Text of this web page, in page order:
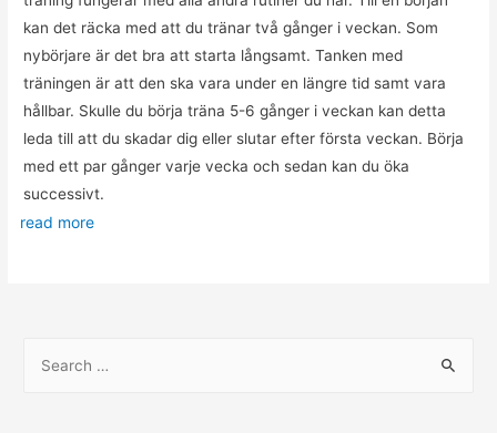
kan det räcka med att du tränar två gånger i veckan. Som
nybörjare är det bra att starta långsamt. Tanken med
träningen är att den ska vara under en längre tid samt vara
hållbar. Skulle du börja träna 5-6 gånger i veckan kan detta
leda till att du skadar dig eller slutar efter första veckan. Börja
med ett par gånger varje vecka och sedan kan du öka
successivt.
read more